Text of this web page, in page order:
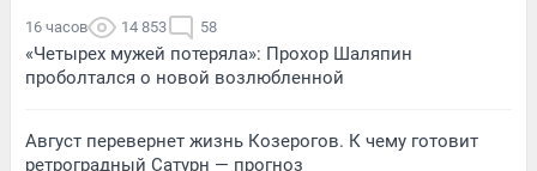
16 часов 14 853 58
«Четырех мужей потеряла»: Прохор Шаляпин
проболтался о новой возлюбленной
Август перевернет жизнь Козерогов. К чему готовит
ретроградный Сатурн — прогноз